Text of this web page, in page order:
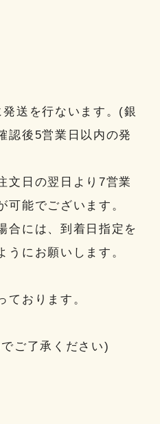
送を行ないます。(銀
認後5営業日以内の発
文日の翌日より7営業
可能でございます。
合には、到着日指定を
うにお願いします。
ております。
ご了承ください)